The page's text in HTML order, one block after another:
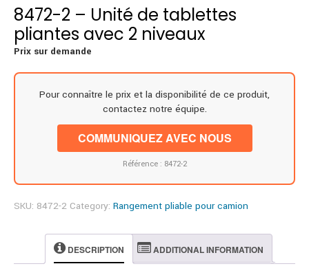
8472-2 – Unité de tablettes
pliantes avec 2 niveaux
Prix sur demande
Pour connaître le prix et la disponibilité de ce produit,
contactez notre équipe.
COMMUNIQUEZ AVEC NOUS
Référence : 8472-2
SKU: 8472-2 Category: Rangement pliable pour camion
DESCRIPTION ADDITIONAL INFORMATION